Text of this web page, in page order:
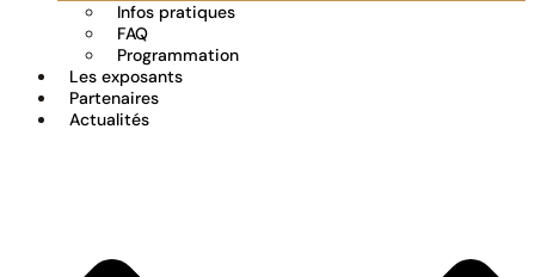
Infos pratiques
FAQ
Programmation
Les exposants
Partenaires
Actualités